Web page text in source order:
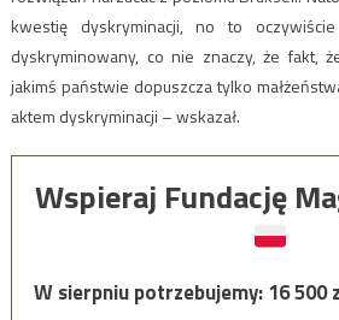
kwestię dyskryminacji, no to
dyskryminowany, co nie znaczy, że fakt,
jakimś państwie dopuszcza tylko
aktem dyskryminacji – wskazał.
Wspieraj Fundację
W sierpniu potrzebujemy:16 500